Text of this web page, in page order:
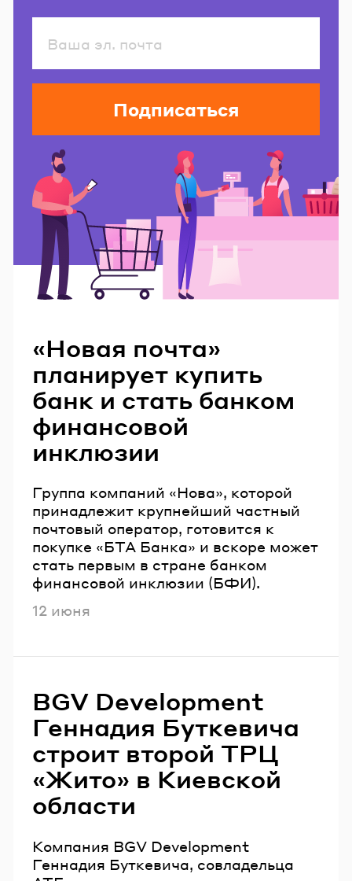
Подписаться
«Новая почта»
планирует купить
банк и стать банком
финансовой
инклюзии
Группа компаний «Нова», которой
принадлежит крупнейший частный
почтовый оператор, готовится к
покупке «БТА Банка» и вскоре может
стать первым в стране банком
финансовой инклюзии (БФИ).
Опубликовано
12 июня
BGV Development
Геннадия Буткевича
строит второй ТРЦ
«Жито» в Киевской
области
Компания BGV Development
Геннадия Буткевича, совладельца